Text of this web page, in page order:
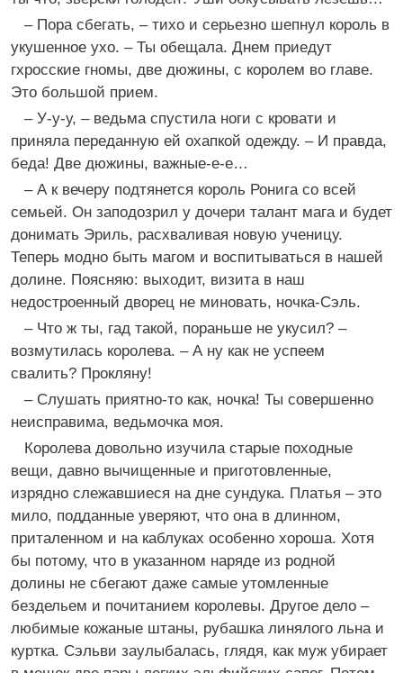
– Пора сбегать, – тихо и серьезно шепнул король в
укушенное ухо. – Ты обещала. Днем приедут
гхросские гномы, две дюжины, с королем во главе.
Это большой прием.
– У-у-у, – ведьма спустила ноги с кровати и
приняла переданную ей охапкой одежду. – И правда,
беда! Две дюжины, важные-е-е…
– А к вечеру подтянется король Ронига со всей
семьей. Он заподозрил у дочери талант мага и будет
донимать Эриль, расхваливая новую ученицу.
Теперь модно быть магом и воспитываться в нашей
долине. Поясняю: выходит, визита в наш
недостроенный дворец не миновать, ночка-Сэль.
– Что ж ты, гад такой, пораньше не укусил? –
возмутилась королева. – А ну как не успеем
свалить? Прокляну!
– Слушать приятно-то как, ночка! Ты совершенно
неисправима, ведьмочка моя.
Королева довольно изучила старые походные
вещи, давно вычищенные и приготовленные,
изрядно слежавшиеся на дне сундука. Платья – это
мило, подданные уверяют, что она в длинном,
приталенном и на каблуках особенно хороша. Хотя
бы потому, что в указанном наряде из родной
долины не сбегают даже самые утомленные
бездельем и почитанием королевы. Другое дело –
любимые кожаные штаны, рубашка линялого льна и
куртка. Сэльви заулыбалась, глядя, как муж убирает